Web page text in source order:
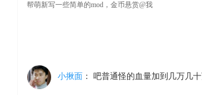
帮萌新写一些简单的mod，金币悬赏@我
小揪面 ： 吧普通怪的血量加到几万几